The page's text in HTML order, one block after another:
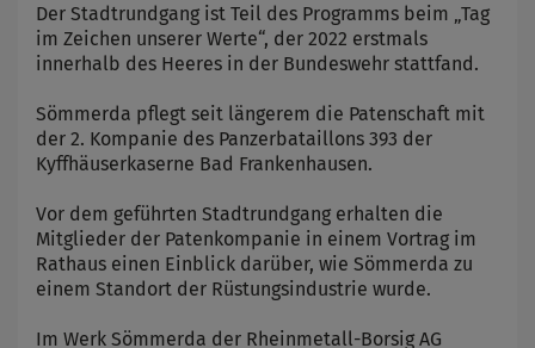
Der Stadtrundgang ist Teil des Programms beim „Tag
im Zeichen unserer Werte“, der 2022 erstmals
innerhalb des Heeres in der Bundeswehr stattfand.
Sömmerda pflegt seit längerem die Patenschaft mit
der 2. Kompanie des Panzerbataillons 393 der
Kyffhäuserkaserne Bad Frankenhausen.
Vor dem geführten Stadtrundgang erhalten die
Mitglieder der Patenkompanie in einem Vortrag im
Rathaus einen Einblick darüber, wie Sömmerda zu
einem Standort der Rüstungsindustrie wurde.
Im Werk Sömmerda der Rheinmetall-Borsig AG